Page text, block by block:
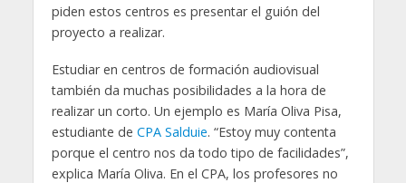
piden estos centros es presentar el guión del
proyecto a realizar.
Estudiar en centros de formación audiovisual
también da muchas posibilidades a la hora de
realizar un corto. Un ejemplo es María Oliva Pisa,
estudiante de CPA Salduie. “Estoy muy contenta
porque el centro nos da todo tipo de facilidades”,
explica María Oliva. En el CPA, los profesores no